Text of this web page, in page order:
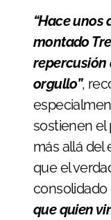
“Hace unos años éramos los locos que habían
montado
repercusión
orgullo”,
sostienen el
más allá del
que el
consolidado
que quien